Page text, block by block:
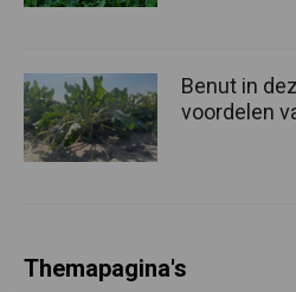
Benut in
voordelen
Themapagina's